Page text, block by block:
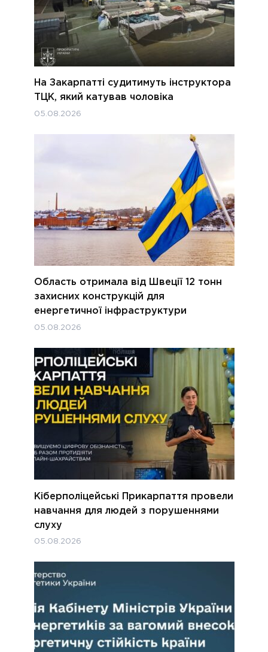
На Закарпатті судитимуть інструктора
ТЦК, який катував чоловіка
05.08.2026
Область отримала від Швеції 12 тонн
захисних конструкцій для
енергетичної інфраструктури
05.08.2026
Кіберполіцейські Прикарпаття провели
навчання для людей з порушеннями
слуху
05.08.2026